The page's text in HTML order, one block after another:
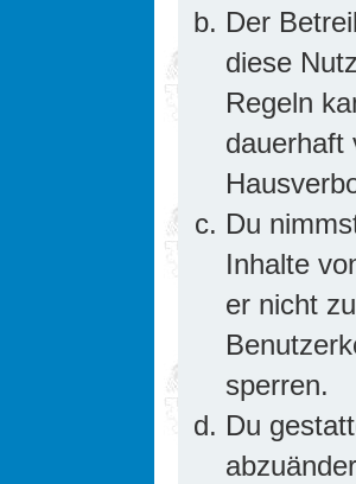
Der
diese
Regeln
dauerhaft
Du
Inhalte
er nicht
sperren.
Du